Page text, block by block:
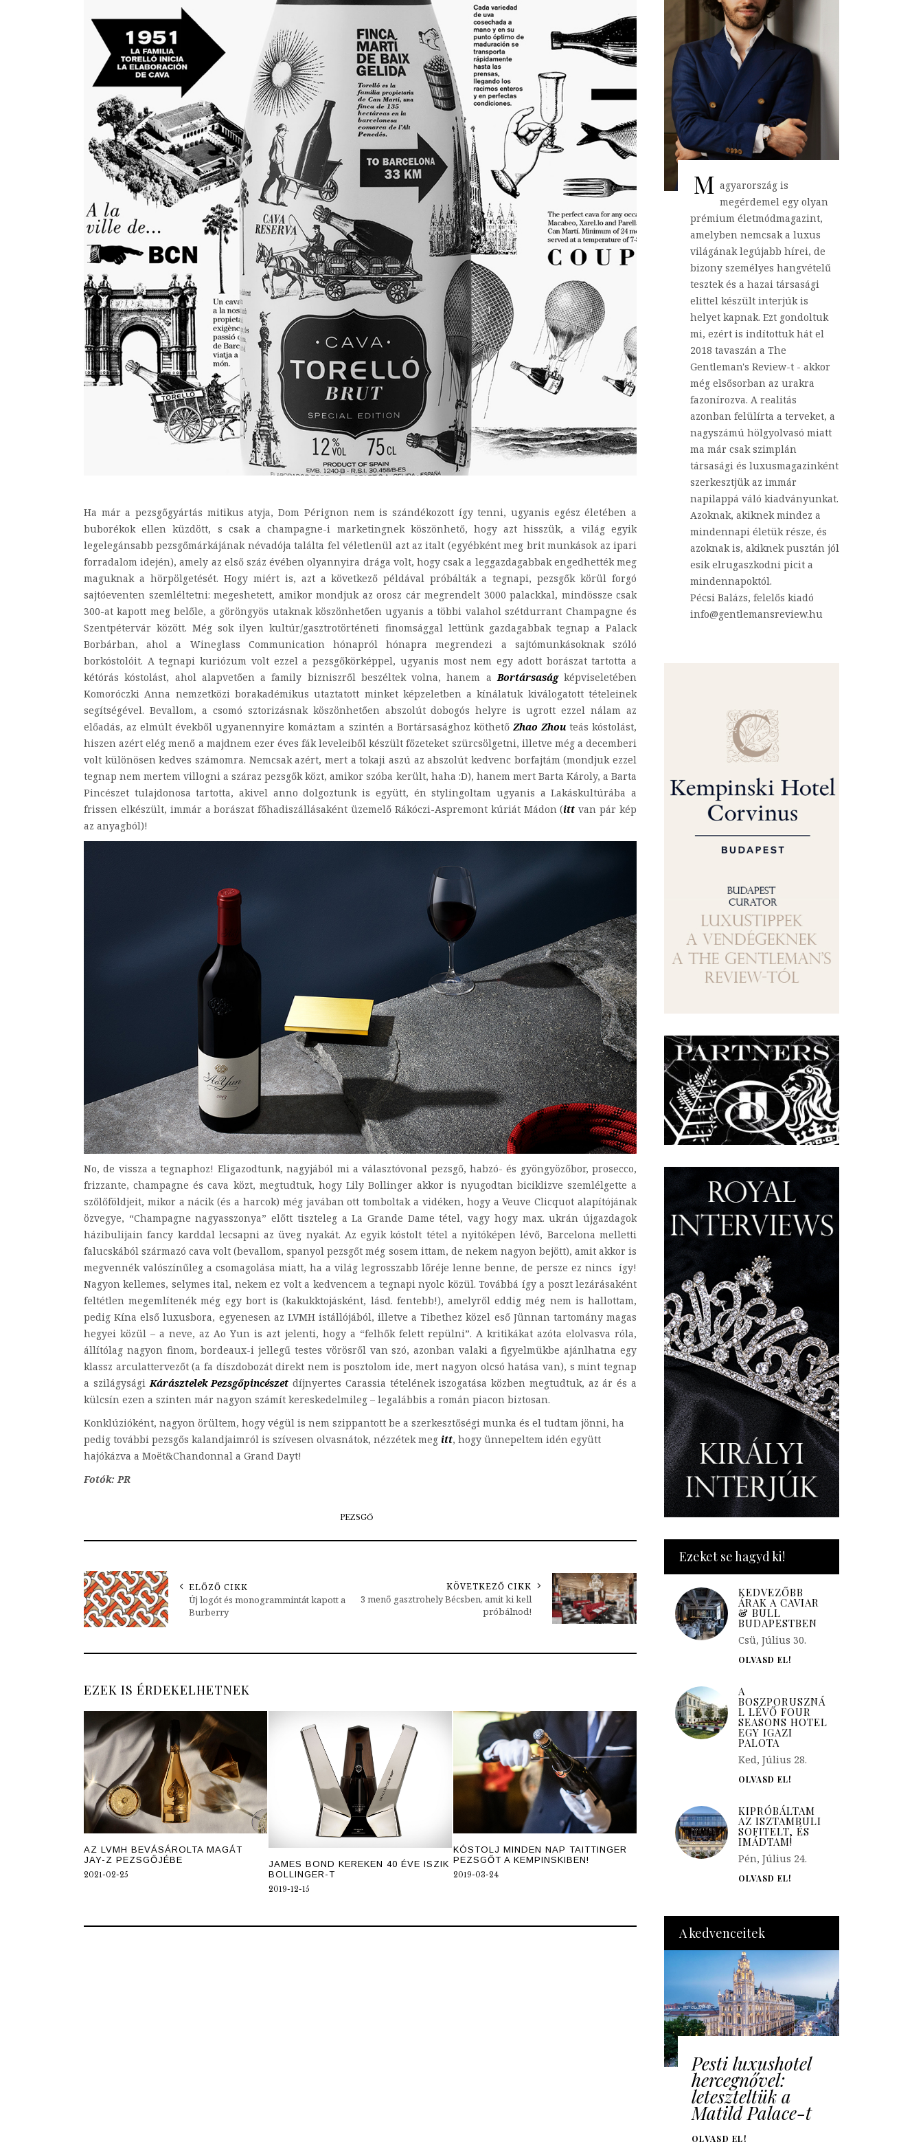
Ha már a pezsgőgyártás mitikus atyja, Dom Pérignon nem is szándékozott így tenni, ugyanis egész életében a
buborékok ellen küzdött, s csak a champagne-i marketingnek köszönhető, hogy azt hisszük, a világ egyik
legelegánsabb pezsgőmárkájának névadója találta fel véletlenül azt az italt (egyébként meg brit munkások az ipari
forradalom idején), amely az első száz évében olyannyira drága volt, hogy csak a leggazdagabbak engedhették meg
maguknak a hörpölgetését. Hogy miért is, azt a következő példával próbálták a tegnapi, pezsgők körül forgó
sajtóeventen szemléltetni: megeshetett, amikor mondjuk az orosz cár megrendelt 3000 palackkal, mindössze csak
300-at kapott meg belőle, a göröngyös utaknak köszönhetően ugyanis a többi valahol szétdurrant Champagne és
Szentpétervár között. Még sok ilyen kultúr/gasztrotörténeti finomsággal lettünk gazdagabbak tegnap a Palack
Borbárban, ahol a Wineglass Communication hónapról hónapra megrendezi a sajtómunkásoknak szóló
borkóstolóit. A tegnapi kuriózum volt ezzel a pezsgőkörképpel, ugyanis most nem egy adott borászat tartotta a
kétórás kóstolást, ahol alapvetően a family bizniszről beszéltek volna, hanem aBortársaságképviseletében
Komoróczki Anna nemzetközi borakadémikus utaztatott minket képzeletben a kínálatuk kiválogatott tételeinek
segítségével. Bevallom, a csomó sztorizásnak köszönhetően abszolút dobogós helyre is ugrott ezzel nálam az
előadás, az elmúlt évekből ugyanennyire komáztam a szintén a Bortársasághoz köthető Zhao Zhouteás kóstolást,
hiszen azért elég menő a majdnem ezer éves fák leveleiből készült főzeteket szürcsölgetni, illetve még a decemberi
volt különösen kedves számomra. Nemcsak azért, mert a tokaji aszú az abszolút kedvenc borfajtám (mondjuk ezzel
tegnap nem mertem villogni a száraz pezsgők közt, amikor szóba került, haha :D), hanem mert Barta Károly, a Barta
Pincészet tulajdonosa tartotta, akivel anno dolgoztunk is együtt, én stylingoltam ugyanis a Lakáskultúrába a
frissen elkészült, immár a borászat főhadiszállásaként üzemelő Rákóczi-Aspremont kúriát Mádon (itt van pár kép
az anyagból)!
No, de vissza a tegnaphoz! Eligazodtunk, nagyjából mi a választóvonal pezsgő, habzó- és gyöngyözőbor, prosecco,
frizzante, champagne és cava közt, megtudtuk, hogy Lily Bollinger akkor is nyugodtan biciklizve szemlélgette a
szőlőföldjeit, mikor a nácik (és a harcok) még javában ott tomboltak a vidéken, hogy a Veuve Clicquot alapítójának
özvegye, “Champagne nagyasszonya” előtt tiszteleg a La Grande Dame tétel, vagy hogy max. ukrán újgazdagok
házibulijain fancy karddal lecsapni az üveg nyakát. Az egyik kóstolt tétel a nyitóképen lévő, Barcelona melletti
falucskából származó cava volt (bevallom, spanyol pezsgőt még sosem ittam, de nekem nagyon bejött), amit akkor is
megvennék valószínűleg a csomagolása miatt, ha a világ legrosszabb lőréje lenne benne, de persze ez nincs így!
Nagyon kellemes, selymes ital, nekem ez volt a kedvencem a tegnapi nyolc közül. Továbbá így a poszt lezárásaként
feltétlen megemlítenék még egy bort is (kakukktojásként, lásd. fentebb!), amelyről eddig még nem is hallottam,
pedig Kína első luxusbora, egyenesen az LVMH istállójából, illetve a Tibethez közel eső Jünnan tartomány magas
hegyei közül – a neve, az Ao Yun is azt jelenti, hogy a “felhők felett repülni”. A kritikákat azóta elolvasva róla,
állítólag nagyon finom, bordeaux-i jellegű testes vörösről van szó, azonban valaki a figyelmükbe ajánlhatna egy
klassz arculattervezőt (a fa díszdobozát direkt nem is posztolom ide, mert nagyon olcsó hatása van), s mint tegnap
a szilágyságiKárásztelek Pezsgőpincészet díjnyertes Carassia tételének iszogatása közben megtudtuk, az ár és a
külcsín ezen a szinten már nagyon számít kereskedelmileg – legalábbis a román piacon biztosan.
Konklúzióként, nagyon örültem, hogy végül is nem szippantott be a szerkesztőségi munka és el tudtam jönni, ha
pedig további pezsgős kalandjaimról is szívesen olvasnátok, nézzétek meg itt, hogy ünnepeltem idén együtt
hajókázva a Moët&Chandonnal a Grand Dayt!
Fotók: PR
PEZSGŐ
ELŐZŐ CIKK
Új logót és monogrammintát kapott a
Burberry
KÖVETKEZŐ CIKK
3 menő gasztrohely Bécsben, amit ki kell
próbálnod!
EZEK IS ÉRDEKELHETNEK
AZ LVMH BEVÁSÁROLTA MAGÁT
JAY-Z PEZSGŐJÉBE
2021-02-25
JAMES BOND KEREKEN 40 ÉVE ISZIK
BOLLINGER-T
2019-12-15
KÓSTOLJ MINDEN NAP TAITTINGER
PEZSGŐT A KEMPINSKIBEN!
2019-03-24
M agyarország is
megérdemel egy olyan
prémium életmódmagazint,
amelyben nemcsak a luxus
világának legújabb hírei, de
bizony személyes hangvételű
tesztek és a hazai társasági
elittel készült interjúk is
helyet kapnak. Ezt gondoltuk
mi, ezért is indítottuk hát el
2018 tavaszán a The
Gentleman's Review-t - akkor
még elsősorban az urakra
fazonírozva. A realitás
azonban felülírta a terveket, a
nagyszámú hölgyolvasó miatt
ma már csak szimplán
társasági és luxusmagazinként
szerkesztjük az immár
napilappá váló kiadványunkat.
Azoknak, akiknek mindez a
mindennapi életük része, és
azoknak is, akiknek pusztán jól
esik elrugaszkodni picit a
mindennapoktól.
Pécsi Balázs, felelős kiadó
info@gentlemansreview.hu
Ezeket se hagyd ki!
KEDVEZŐBB
ÁRAK A CAVIAR
& BULL
BUDAPESTBEN
Csü, Július 30.
OLVASD EL!
A
BOSZPORUSZNÁ
L LÉVŐ FOUR
SEASONS HOTEL
EGY IGAZI
PALOTA
Ked, Július 28.
OLVASD EL!
KIPRÓBÁLTAM
AZ ISZTAMBULI
SOFITELT, ÉS
IMÁDTAM!
Pén, Július 24.
OLVASD EL!
A kedvenceitek
Pesti luxushotel
hercegnővel:
leteszteltük a
Matild Palace-t
OLVASD EL!